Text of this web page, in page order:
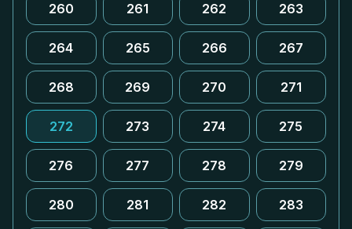
260 261 262 263
264 265 266 267
268 269 270 271
272 273 274 275
276 277 278 279
280 281 282 283